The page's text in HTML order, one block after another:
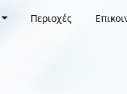
Περιοχές